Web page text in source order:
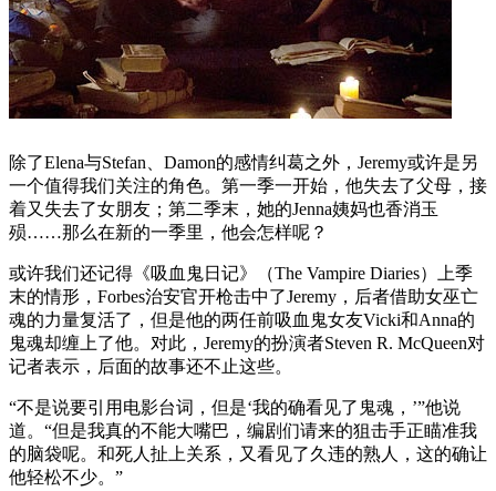
除了Elena与Stefan、Damon的感情纠葛之外，Jeremy或许是另
一个值得我们关注的角色。第一季一开始，他失去了父母，接
着又失去了女朋友；第二季末，她的Jenna姨妈也香消玉
殒……那么在新的一季里，他会怎样呢？
或许我们还记得《吸血鬼日记》（The Vampire Diaries）上季
末的情形，Forbes治安官开枪击中了Jeremy，后者借助女巫亡
魂的力量复活了，但是他的两任前吸血鬼女友Vicki和Anna的
鬼魂却缠上了他。对此，Jeremy的扮演者Steven R. McQueen对
记者表示，后面的故事还不止这些。
“不是说要引用电影台词，但是‘我的确看见了鬼魂，’”他说
道。“但是我真的不能大嘴巴，编剧们请来的狙击手正瞄准我
的脑袋呢。和死人扯上关系，又看见了久违的熟人，这的确让
他轻松不少。”